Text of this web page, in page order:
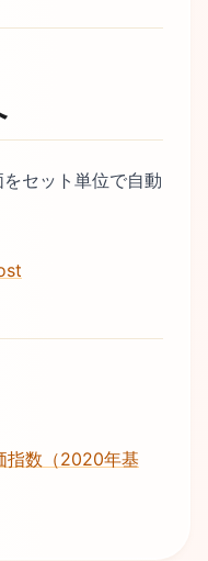
セット単位で自動
指数（2020年基